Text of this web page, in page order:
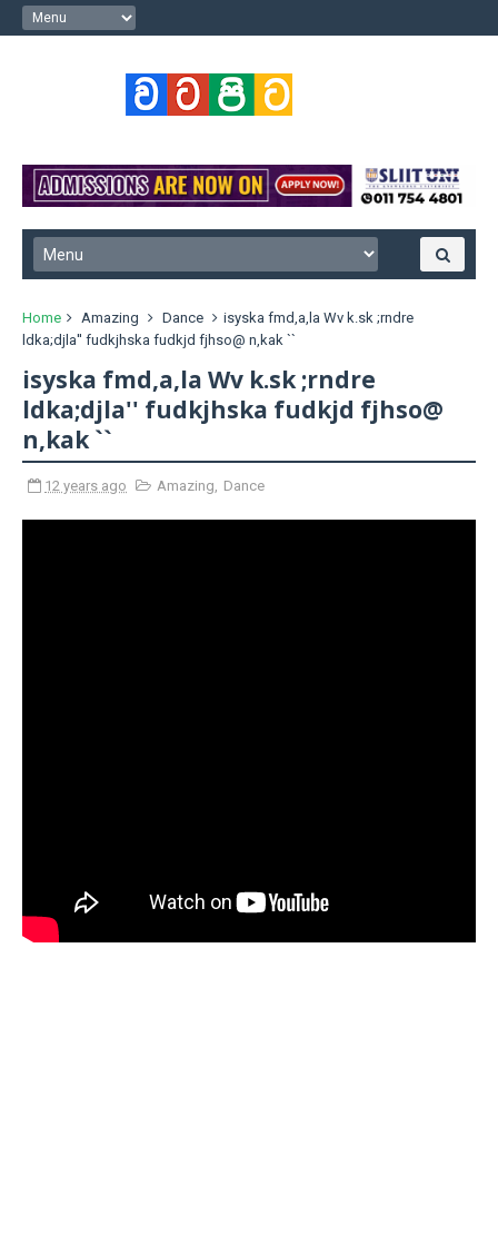
Home Amazing Dance
isyska fmd,a,la Wv k.sk ;rndre
ldka;djla'' fudkjhska fudkjd fjhso@ n,kak ``
isyska fmd,a,la Wv k.sk ;rndre
ldka;djla'' fudkjhska fudkjd fjhso@
n,kak ``
12 years ago Amazing Dance